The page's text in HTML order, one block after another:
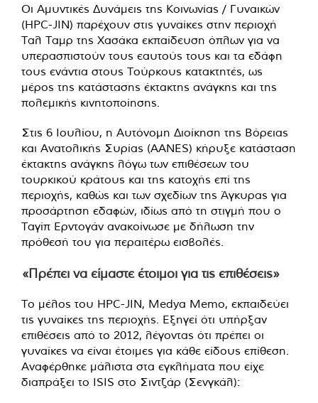
Οι Αμυντικές Δυνάμεις της Κοινωνίας / Γυναικών
(HPC-JIN) παρέχουν στις γυναίκες στην περιοχή
Ταλ Ταμρ της Χασάκα εκπαίδευση όπλων για να
υπερασπιστούν τους εαυτούς τους και τα εδάφη
τους ενάντια στους Τούρκους κατακτητές, ως
μέρος της κατάστασης έκτακτης ανάγκης και της
πολεμικής κινητοποίησης.
Στις 6 Ιουλίου, η Αυτόνομη Διοίκηση της Βόρειας
και Ανατολικής Συρίας (AANES) κήρυξε κατάσταση
έκτακτης ανάγκης λόγω των επιθέσεων του
τουρκικού κράτους και της κατοχής επί της
περιοχής, καθώς και των σχεδίων της Άγκυρας για
προσάρτηση εδαφών, ιδίως από τη στιγμή που ο
Ταγίπ Ερντογάν ανακοίνωσε με δήλωση την
πρόθεσή του για περαιτέρω εισβολές.
«Πρέπει να είμαστε έτοιμοι για τις επιθέσεις»
Το μέλος του HPC-JIN, Medya Memo, εκπαιδεύει
τις γυναίκες της περιοχής. Εξηγεί ότι υπήρξαν
επιθέσεις από το 2012, λέγοντας ότι πρέπει οι
γυναίκες να είναι έτοιμες για κάθε είδους επίθεση.
Αναφέρθηκε μάλιστα στα εγκλήματα που είχε
διαπράξει το ISIS στο Σιντζάρ (Σενγκάλ):